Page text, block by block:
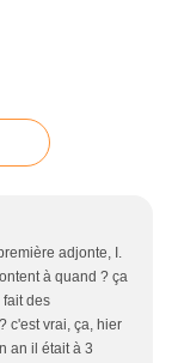
adjonte, I.
à quand ? ça
des
c'est vrai, ça, hier
an il était à 3